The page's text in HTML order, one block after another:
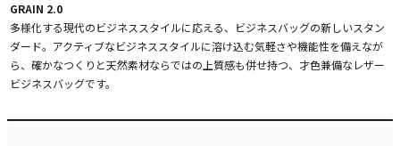
GRAIN 2.0
多様化する現代のビジネススタイルに応える、ビジネスバッグの新しいスタン
ダード。アクティブなビジネススタイルに溶け込む気軽さや機能性を備えなが
ら、確かなつくりと天然素材ならではの上質感も併せ持つ、才色兼備なレザー
ビジネスバッグです。